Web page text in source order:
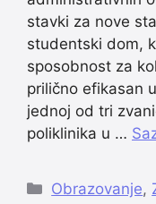
stavki za nove
studentski dom,
sposobnost za
prilično efikasan
jednoj od tri
poliklinika u …
Categories
Obrazovanje,